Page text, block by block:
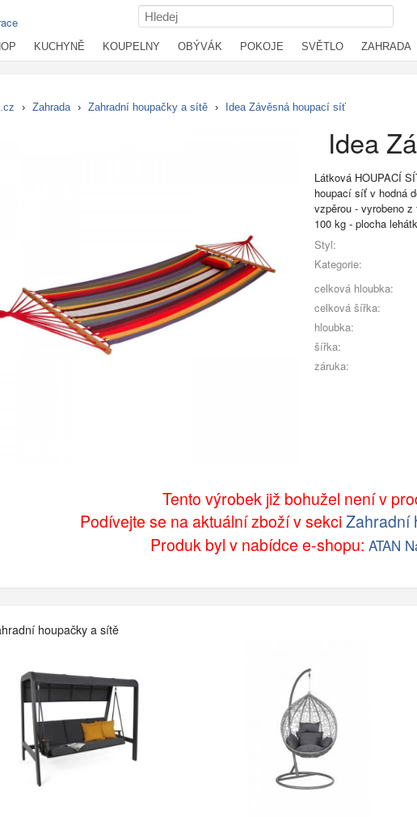
KUCHYNĚ KOUPELNY OBÝVÁK POKOJE SVĚTLO ZAHRADA
› Zahrada › Zahradní houpačky a sítě › Idea Závěsná houpací síť
Idea
Látková HOUPACÍ
houpací síť v hodná
vzpěrou - vyrobeno
100 kg - plocha
Styl:
Kategorie:
celková hloubka:
celková šířka:
hloubka:
šířka:
záruka:
Tento výrobek již bohužel není v
Podívejte se na aktuální zboží v sekciZahradní
Produk byl v nabídce e-shopu: ATAN
houpačky a sítě